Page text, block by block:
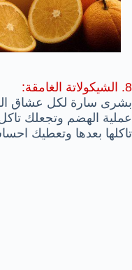
8. الشيكولاتة الغامقة:
بشرى سارة لكل عشاق
عملية الهضم وتجعلك
تاكلها بعدها وتعطيك